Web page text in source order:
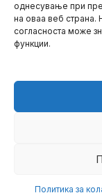
однесување при
на оваа веб страна.
согласноста може
функции.
Политика за